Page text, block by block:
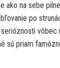
ako na sebe
po
vôbec
sú priam